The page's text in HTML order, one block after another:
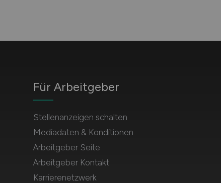
Für Arbeitgeber
Stellenanzeigen schalten
Mediadaten & Konditionen
Arbeitgeber Seite
Arbeitgeber Kontakt
Karrierenetzwerk